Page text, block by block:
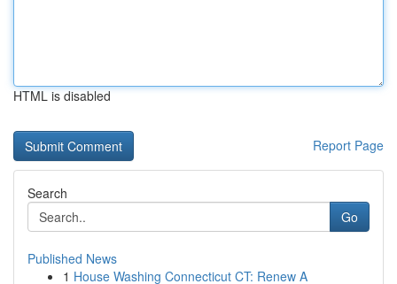
HTML is disabled
Report Page
Search
Go
Published News
1 House Washing Connecticut CT: Renew A